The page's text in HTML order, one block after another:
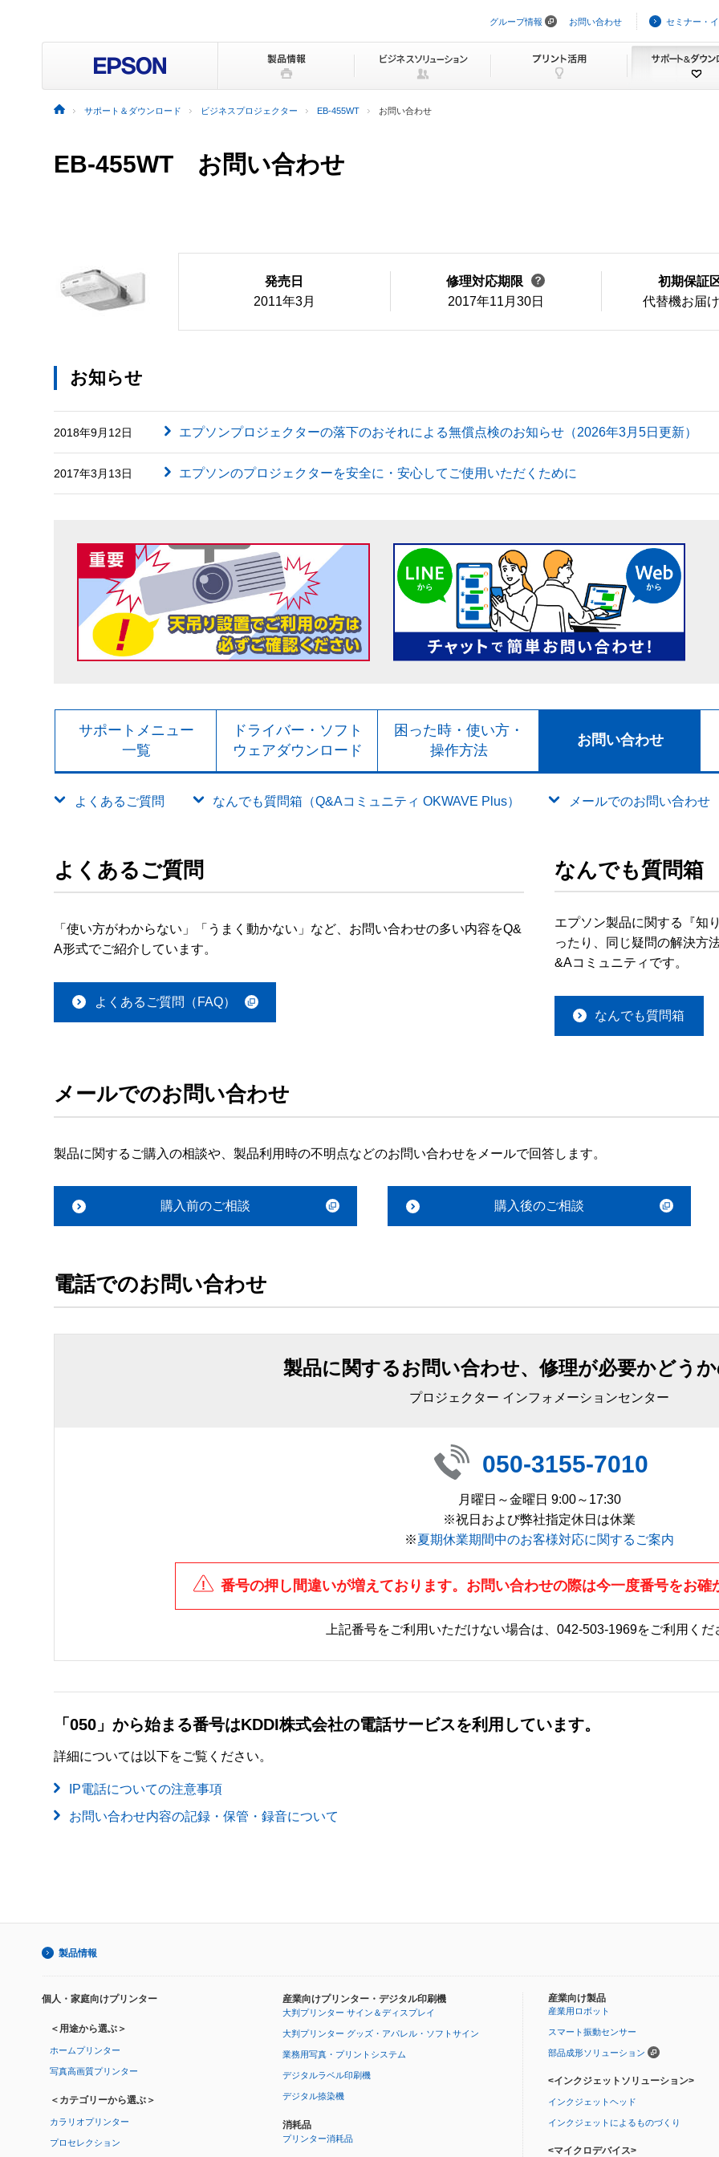
ビ
ョ
グループ情報 お問い合わせ セミナー・
サポート＆ダウンロード ビジネスプロジェクター EB-455WT お問い合わせ
EB-455WT お問い合わせ
発売日
2011年3月
修理対応期限
2017年11月30日
初期保証
代替機お届
お知らせ
2018年9月12日 エプソンプロジェクターの落下のおそれによる無償点検のお知らせ（2026年3月5日更新）
2017年3月13日 エプソンのプロジェクターを安全に・安心してご使用いただくために
サポートメニュー
一覧
ドライバー・ソフト
ウェアダウンロード
困った時・使い方・
操作方法
お問い合わせ
よくあるご質問 なんでも質問箱（Q&Aコミュニティ OKWAVE Plus） メールでのお問い合わせ
よくあるご質問
「使い方がわからない」「うまく動かない」など、お問い合わせの多い内容をQ&
A形式でご紹介しています。
よくあるご質問（FAQ）
なんでも質問箱
エプソン製品に関する『知
ったり、同じ疑問の解決方
&Aコミュニティです。
なんでも質問箱
メールでのお問い合わせ
製品に関するご購入の相談や、製品利用時の不明点などのお問い合わせをメールで回答します。
購入前のご相談 購入後のご相談
電話でのお問い合わせ
製品に関するお問い合わせ、修理が必要かどう
プロジェクター インフォメーションセンター
050-3155-7010
月曜日～金曜日 9:00～17:30
※祝日および弊社指定休日は休業
※夏期休業期間中のお客様対応に関するご案内
番号の押し間違いが増えております。お問い合わせの際は今一度番号をお確
上記番号をご利用いただけない場合は、 042-503-1969をご利用くだ
「050」から始まる番号はKDDI株式会社の電話サービスを利用しています。
詳細については以下をご覧ください。
IP電話についての注意事項
お問い合わせ内容の記録・保管・録音について
製品情報
個人・家庭向けプリンター
＜用途から選ぶ＞
ホームプリンター
写真高画質プリンター
＜カテゴリーから選ぶ＞
カラリオプリンター
プロセレクション
産業向けプリンター・デジタル印刷機
大判プリンター サイン＆ディスプレイ
大判プリンター グッズ・アパレル・ソフトサイン
業務用写真・プリントシステム
デジタルラベル印刷機
デジタル捺染機
消耗品
プリンター消耗品
産業向け製品
産業用ロボット
スマート振動センサー
部品成形ソリューション
<インクジェットソリューション>
インクジェットヘッド
インクジェットによるものづくり
<マイクロデバイス>